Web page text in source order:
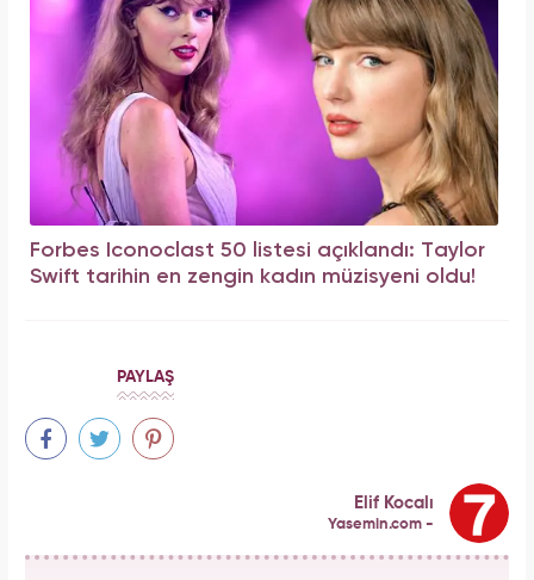
Forbes Iconoclast 50 listesi açıklandı: Taylor
Swift tarihin en zengin kadın müzisyeni oldu!
PAYLAŞ
Elif Kocalı
Yasemin.com -